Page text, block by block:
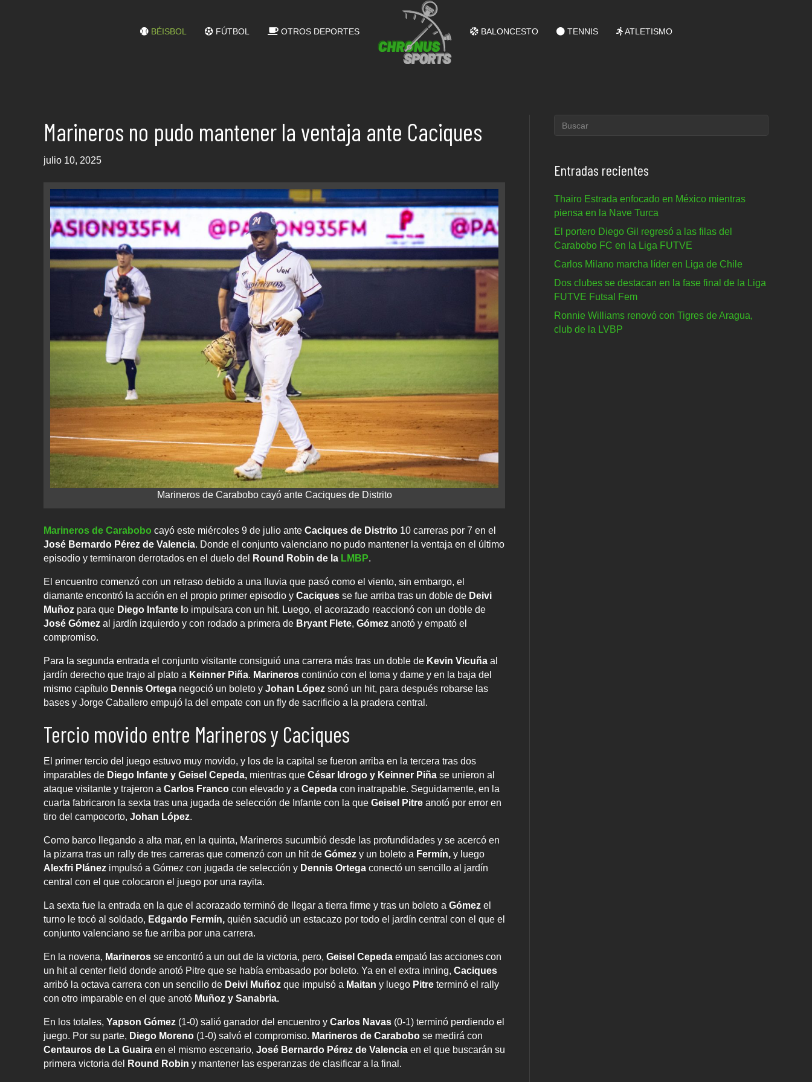
BÉISBOL FÚTBOL OTROS DEPORTES BALONCESTO TENNIS ATLETISMO
Marineros no pudo mantener la ventaja ante Caciques
julio 10, 2025
Marineros de Carabobo cayó ante Caciques de Distrito
Marineros de Carabobo cayó este miércoles 9 de julio ante Caciques de Distrito 10 carreras por 7 en el
José Bernardo Pérez de Valencia. Donde el conjunto valenciano no pudo mantener la ventaja en el último
episodio y terminaron derrotados en el duelo del
Round Robin de la LMBP.
El encuentro comenzó con un retraso debido a una lluvia que pasó como el viento, sin embargo, el
diamante encontró la acción en el propio primer episodio y Caciques se fue arriba tras un doble de Deivi
Muñoz para que Diego Infante l o impulsara con un hit. Luego, el acorazado reaccionó con un doble de
José Gómez al jardín izquierdo y con rodado a primera de Bryant Flete, Gómez anotó y empató el
compromiso.
Para la segunda entrada el conjunto visitante consiguió una carrera más tras un doble de Kevin Vicuña al
jardín derecho que trajo al plato a Keinner Piña. Marineros continúo con el toma y dame y en la baja del
mismo capítulo Dennis Ortega negoció un boleto y Johan López sonó un hit, para después robarse las
bases y Jorge Caballero empujó la del empate con un fly de sacrificio a la pradera central.
Tercio movido entre Marineros y Caciques
El primer tercio del juego estuvo muy movido, y los de la capital se fueron arriba en la tercera tras dos
imparables de Diego Infante y Geisel Cepeda, mientras que César Idrogo y Keinner Piña se unieron al
ataque visitante y trajeron a Carlos Franco con elevado y a Cepeda con inatrapable. Seguidamente, en la
cuarta fabricaron la sexta tras una jugada de selección de Infante con la que Geisel Pitre anotó por error en
tiro del campocorto, Johan López.
Como barco llegando a alta mar, en la quinta, Marineros sucumbió desde las profundidades y se acercó en
la pizarra tras un rally de tres carreras que comenzó con un hit de Gómez y un boleto a Fermín, y luego
Alexfri Plánez impulsó a Gómez con jugada de selección y Dennis Ortega conectó un sencillo al jardín
central con el que colocaron el juego por una rayita.
La sexta fue la entrada en la que el acorazado terminó de llegar a tierra firme y tras un boleto a Gómez el
turno le tocó al soldado, Edgardo Fermín, quién sacudió un estacazo por todo el jardín central con el que el
conjunto valenciano se fue arriba por una carrera.
En la novena, Marineros se encontró a un out de la victoria, pero, Geisel Cepeda empató las acciones con
un hit al center field donde anotó Pitre que se había embasado por boleto. Ya en el extra inning, Caciques
arribó la octava carrera con un sencillo de Deivi Muñoz que impulsó a Maitan y luego Pitre terminó el rally
con otro imparable en el que anotó Muñoz y Sanabria.
En los totales, Yapson Gómez (1-0) salió ganador del encuentro y Carlos Navas (0-1) terminó perdiendo el
juego. Por su parte, Diego Moreno (1-0) salvó el compromiso. Marineros de Carabobo se medirá con
Centauros de La Guaira en el mismo escenario, José Bernardo Pérez de Valencia en el que buscarán su
primera victoria del
Round Robin y mantener las esperanzas de clasificar a la final.
Entradas recientes
Thairo Estrada enfocado en México mientras
piensa en la Nave Turca
El portero Diego Gil regresó a las filas del
Carabobo FC en la Liga FUTVE
Carlos Milano marcha líder en Liga de Chile
Dos clubes se destacan en la fase final de la Liga
FUTVE Futsal Fem
Ronnie Williams renovó con Tigres de Aragua,
club de la LVBP